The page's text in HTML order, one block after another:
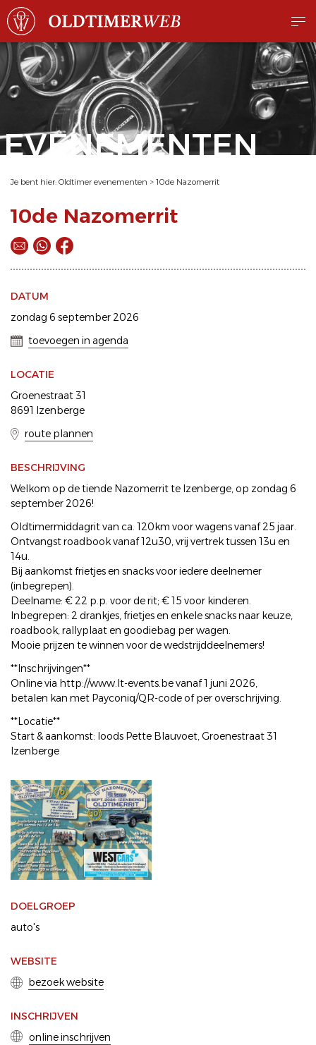
EVENEMENTEN
Je bent hier: Oldtimer evenementen > 10de Nazomerrit
10de Nazomerrit
DATUM
zondag 6 september 2026
toevoegen in agenda
LOCATIE
Groenestraat 31
8691 Izenberge
route plannen
BESCHRIJVING
Welkom op de tiende Nazomerrit te Izenberge, op zondag 6
september 2026!
Oldtimermiddagrit van ca. 120km voor wagens vanaf 25 jaar.
Ontvangst roadbook vanaf 12u30, vrij vertrek tussen 13u en
14u.
Bij aankomst frietjes en snacks voor iedere deelnemer
(inbegrepen).
Deelname: € 22 p.p. voor de rit; € 15 voor kinderen.
Inbegrepen: 2 drankjes, frietjes en enkele snacks naar keuze,
roadbook, rallyplaat en goodiebag per wagen.
Mooie prijzen te winnen voor de wedstrijddeelnemers!
**Inschrijvingen**
Online via http://www.lt-events.be vanaf 1 juni 2026,
betalen kan met Payconiq/QR-code of per overschrijving.
**Locatie**
Start & aankomst: loods Pette Blauvoet, Groenestraat 31
Izenberge
DOELGROEP
auto's
WEBSITE
bezoek website
INSCHRIJVEN
online inschrijven